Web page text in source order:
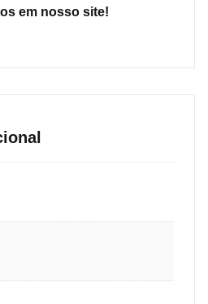
em nosso site!